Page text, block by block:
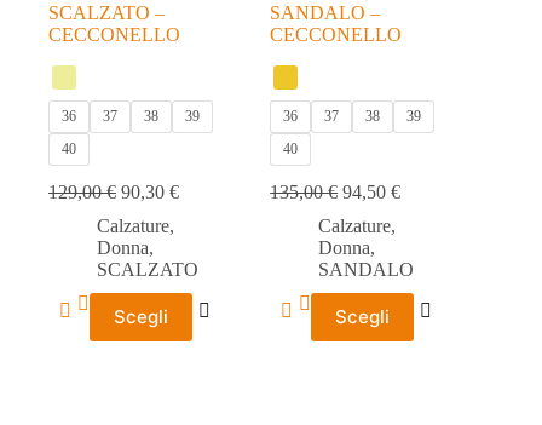
SCALZATO –
CECCONELLO
36 37 38
39
40
129,00€ 90,30 €
Calzature,
Donna,
SCALZATO
Scegli
Questo
prodotto
SANDALO –
CECCONELLO
36 37 38
39
40
135,00€ 94,50€
Calzature,
Donna,
SANDALO
Scegli
Questo
prodotto